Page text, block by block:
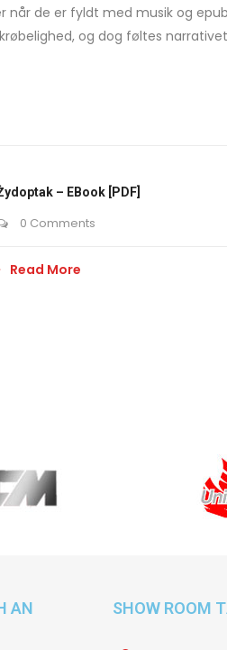
de er fyldt med musik og
og dog føltes
– EBook [PDF]
0 Comments
Read More
AN SHOW ROOM